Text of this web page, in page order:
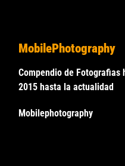
MobilePhotography
Compendio de Fotografias
2015 hasta la actualidad
Mobilephotography